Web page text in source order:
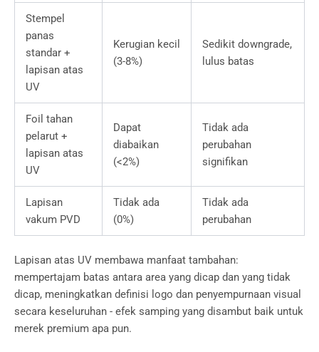
Stempel
panas
standar +
lapisan atas
UV
Kerugian kecil
(3-8%)
Sedikit downgrade,
lulus batas
Foil tahan
pelarut +
lapisan atas
UV
Dapat
diabaikan
(<2%)
Tidak ada
perubahan
signifikan
Lapisan
vakum PVD
Tidak ada
(0%)
Tidak ada
perubahan
Lapisan atas UV membawa manfaat tambahan:
mempertajam batas antara area yang dicap dan yang tidak
dicap, meningkatkan definisi logo dan penyempurnaan visual
secara keseluruhan - efek samping yang disambut baik untuk
merek premium apa pun.